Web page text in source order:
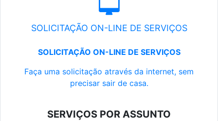
SOLICITAÇÃO ON-LINE DE SERVIÇOS
SOLICITAÇÃO ON-LINE DE SERVIÇOS
Faça uma solicitação através da internet, sem
precisar sair de casa.
SERVIÇOS POR ASSUNTO